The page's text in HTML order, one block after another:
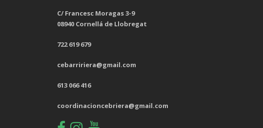
C/ Francesc Moragas 3-9
08940 Cornellá de Llobregat
722 619 679
cebarririera@gmail.com
613 066 416
coordinacioncebriera@gmail.com